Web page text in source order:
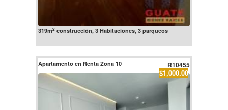
319m2construcción, 3 Habitaciones, 3 parqueos
Apartamento en Renta Zona 10 R10455
$1,000.00